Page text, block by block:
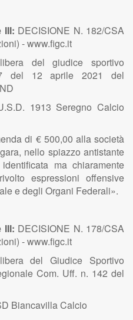
III: DECISIONE N. 182/CSA
- www.figc.it
del giudice sportivo
del 12 aprile 2021 del
1913 Seregno Calcio
di € 500,00 alla società
nello spiazzo antistante
ma chiaramente
espressioni offensive
e degli Organi Federali».
III: DECISIONE N. 178/CSA
- www.figc.it
del Giudice Sportivo
Com. Uff. n. 142 del
Biancavilla Calcio